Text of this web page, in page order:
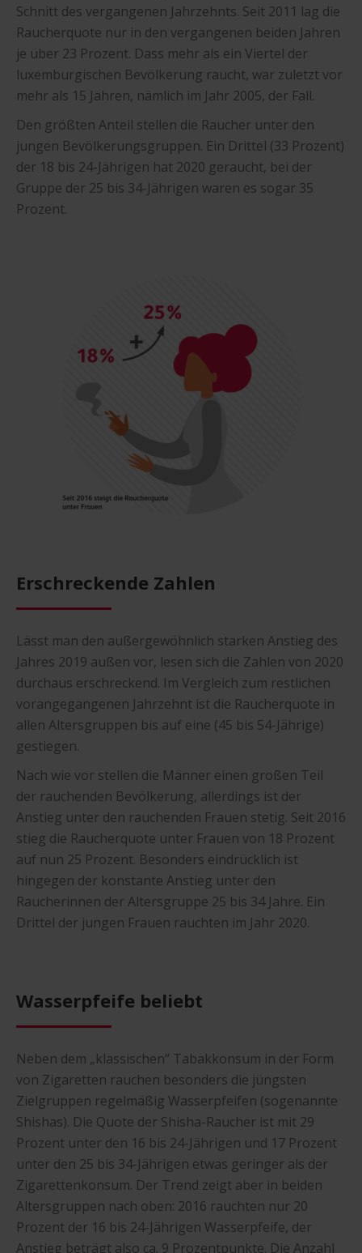
Schnitt des vergangenen Jahrzehnts. Seit 2011 lag die
Raucherquote nur in den vergangenen beiden Jahren
je über 23 Prozent. Dass mehr als ein Viertel der
luxemburgischen Bevölkerung raucht, war zuletzt vor
mehr als 15 Jahren, nämlich im Jahr 2005, der Fall.
Den größten Anteil stellen die Raucher unter den
jungen Bevölkerungsgruppen. Ein Drittel (33 Prozent)
der 18 bis 24-Jährigen hat 2020 geraucht, bei der
Gruppe der 25 bis 34-Jährigen waren es sogar 35
Prozent.
Erschreckende Zahlen
Lässt man den außergewöhnlich starken Anstieg des
Jahres 2019 außen vor, lesen sich die Zahlen von 2020
durchaus erschreckend. Im Vergleich zum restlichen
vorangegangenen Jahrzehnt ist die Raucherquote in
allen Altersgruppen bis auf eine (45 bis 54-Jährige)
gestiegen.
Nach wie vor stellen die Männer einen großen Teil
der rauchenden Bevölkerung, allerdings ist der
Anstieg unter den rauchenden Frauen stetig. Seit 2016
stieg die Raucherquote unter Frauen von 18 Prozent
auf nun 25 Prozent. Besonders eindrücklich ist
hingegen der konstante Anstieg unter den
Raucherinnen der Altersgruppe 25 bis 34 Jahre. Ein
Drittel der jungen Frauen rauchten im Jahr 2020.
Wasserpfeife beliebt
Neben dem „klassischen“ Tabakkonsum in der Form
von Zigaretten rauchen besonders die jüngsten
Zielgruppen regelmäßig Wasserpfeifen (sogenannte
Shishas). Die Quote der Shisha-Raucher ist mit 29
Prozent unter den 16 bis 24-Jährigen und 17 Prozent
unter den 25 bis 34-Jährigen etwas geringer als der
Zigarettenkonsum. Der Trend zeigt aber in beiden
Altersgruppen nach oben: 2016 rauchten nur 20
Prozent der 16 bis 24-Jährigen Wasserpfeife, der
Anstieg beträgt also ca. 9 Prozentpunkte. Die Anzahl